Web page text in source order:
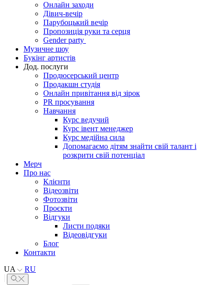
Онлайн заходи
Дівич-вечір
Парубоцький вечір
Пропозиція руки та серця
Gender party
Музичне шоу
Букінг артистів
Дод. послуги
Продюсерський центр
Продакшн студія
Онлайн привітання від зірок
PR просування
Навчання
Курс ведучий
Курс івент менеджер
Курс медійна сила
Допомагаємо дітям знайти свій талант і
розкрити свій потенціал
Мерч
Про нас
Клієнти
Відеозвіти
Фотозвіти
Проєкти
Відгуки
Листи подяки
Відеовідгуки
Блог
Контакти
UA
RU